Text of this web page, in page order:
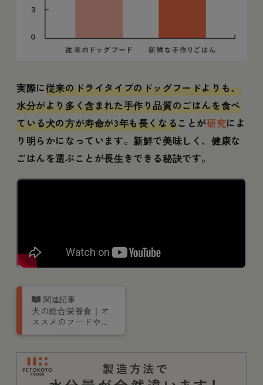
実際に従来のドライタイプのドッグフードよりも、
水分がより多く含まれた手作り品質のごはんを食べ
ている犬の方が寿命が3年も長くなることが研究によ
り明らかになっています。新鮮で美味しく、健康な
ごはんを選ぶことが長生きできる秘訣です。
犬の総合栄養食｜オ
ススメのフードや手
作りの注意点、食べ
養管理士が解説